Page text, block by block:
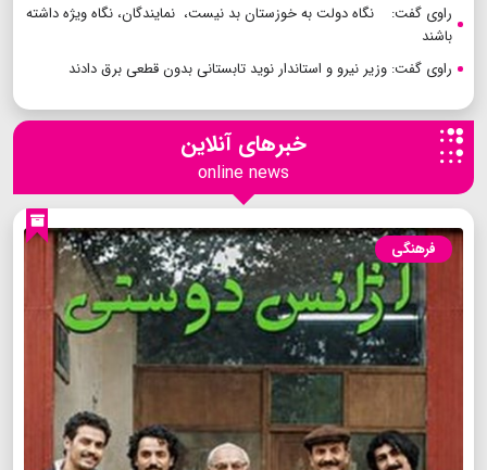
راوی گفت: نگاه دولت به خوزستان بد نیست، نمایندگان، نگاه ویژه داشته
باشند
راوی گفت: وزیر نیرو و استاندار نوید تابستانی بدون قطعی برق دادند
خبرهای آنلاین
online news
فرهنگی